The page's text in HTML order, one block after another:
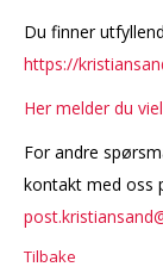
KALENDER
GIVERTJENESTE
Du finner
https://
Her melder du
For andre
kontakt med oss
p
Tilbake